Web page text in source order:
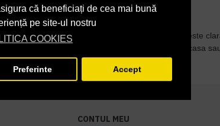
că beneficiați de cea mai bună
pe site-ul nostru
COOKIES
Preferinte Accept
ALBASTRU
ergonomic In culoarea minei. Linia de scriere este
ideal pentru a fi utilizat atat la birou, dar si acasa
CONTUL MEU